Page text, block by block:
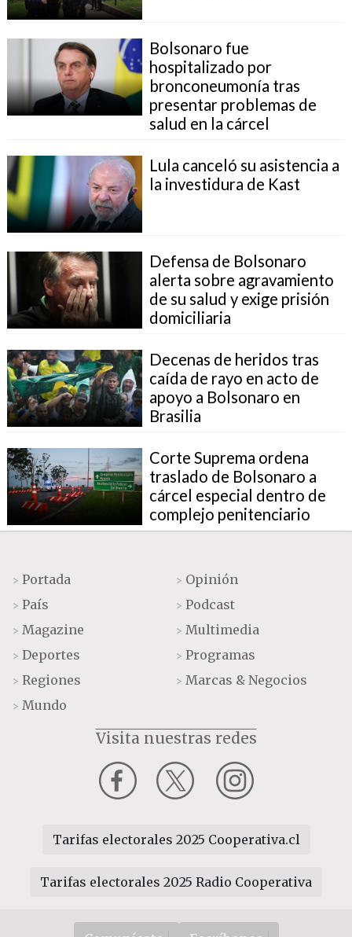
Bolsonaro fue
hospitalizado por
bronconeumonía tras
presentar problemas de
salud en la cárcel
Lula canceló su asistencia a
la investidura de Kast
Defensa de Bolsonaro
alerta sobre agravamiento
de su salud y exige prisión
domiciliaria
Decenas de heridos tras
caída de rayo en acto de
apoyo a Bolsonaro en
Brasilia
Corte Suprema ordena
traslado de Bolsonaro a
cárcel especial dentro de
complejo penitenciario
> Portada
> País
> Magazine
> Deportes
> Regiones
> Mundo
> Opinión
> Podcast
> Multimedia
> Programas
> Marcas & Negocios
Visita nuestras redes
Tarifas electorales 2025 Cooperativa.cl
Tarifas electorales 2025 Radio Cooperativa